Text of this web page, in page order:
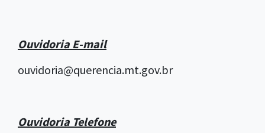
Ouvidoria E-mail
ouvidoria@querencia.mt.gov.br
Ouvidoria Telefone